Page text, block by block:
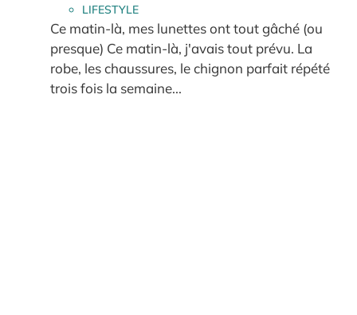
LIFESTYLE
Ce matin-là, mes lunettes ont tout gâché (ou
presque) Ce matin-là, j'avais tout prévu. La
robe, les chaussures, le chignon parfait répété
trois fois la semaine...